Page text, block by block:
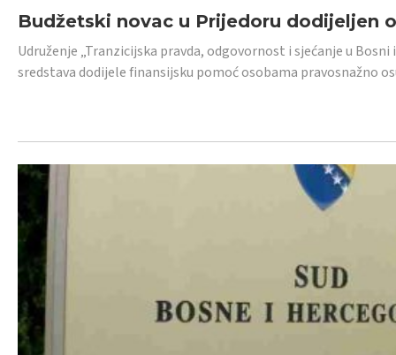
Budžetski novac u Prijedoru dodijeljen
Udruženje „Tranzicijska pravda, odgovornost i sjećanje u
sredstava dodijele finansijsku pomoć osobama pravosnažno